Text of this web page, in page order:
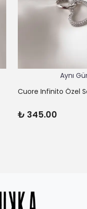
Aynı
Cuore Infinito Özel
₺ 345.00